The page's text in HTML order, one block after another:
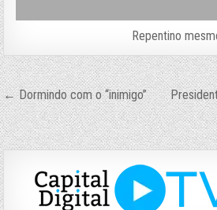
Repentino
Navegação
de
Post
← Dormindo com o “inimigo”